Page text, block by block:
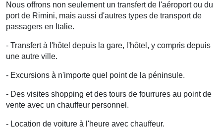
Nous offrons non seulement un transfert de l'aéroport ou du
port de Rimini, mais aussi d'autres types de transport de
passagers en Italie.
- Transfert à l'hôtel depuis la gare, l'hôtel, y compris depuis
une autre ville.
- Excursions à n'importe quel point de la péninsule.
- Des visites shopping et des tours de fourrures au point de
vente avec un chauffeur personnel.
- Location de voiture à l'heure avec chauffeur.